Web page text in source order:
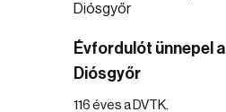
Évfordulót ünnepel a
Diósgyőr
116 éves a DVTK.